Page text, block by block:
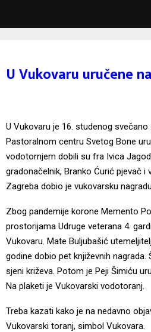
U Vukovaru uručene
U Vukovaru je 16. studenog
Pastoralnom centru Svetog Bone
vodotornjem dobili su fra Ivica
gradonačelnik, Branko Ćurić pjevač
Zagreba dobio je vukovarsku
Zbog pandemije korone Memento
prostorijama Udruge veterana 4.
Vukovaru. Mate Buljubašić
godine dobio pet književnih
sjeni križeva. Potom je Peji Šimiću
Na plaketi je Vukovarski vodotoranj.
Treba kazati kako je na nedavno
Vukovarski toranj, simbol Vukovara.